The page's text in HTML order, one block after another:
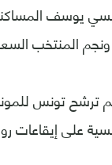
يوسف
المنتخب
ترشح تونس
على إيقاعات